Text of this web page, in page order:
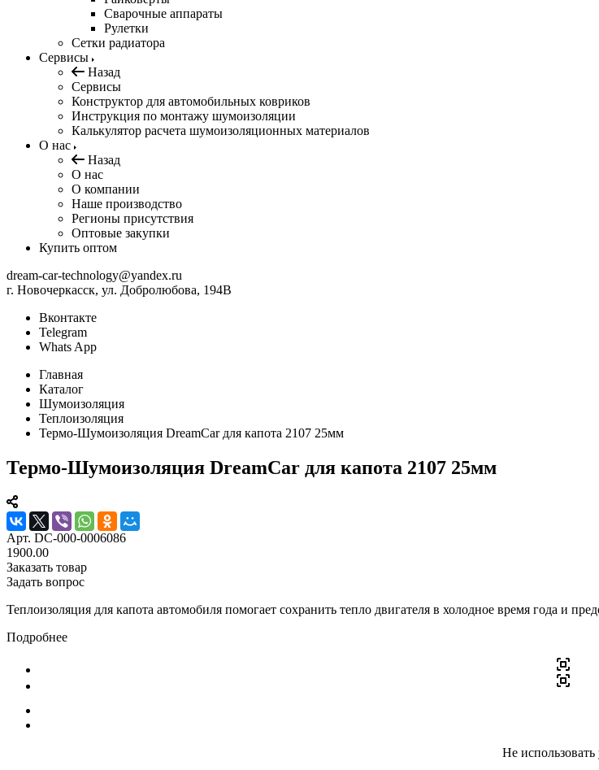
Сварочные аппараты
Рулетки
Сетки радиатора
Сервисы
Назад
Сервисы
Конструктор для автомобильных ковриков
Инструкция по монтажу шумоизоляции
Калькулятор расчета шумоизоляционных материалов
О нас
Назад
О нас
О компании
Наше производство
Регионы присутствия
Оптовые закупки
Купить оптом
dream-car-technology@yandex.ru
г. Новочеркасск, ул. Добролюбова, 194В
Вконтакте
Telegram
Whats App
Главная
Каталог
Шумоизоляция
Теплоизоляция
Термо-Шумоизоляция DreamCar для капота 2107 25мм
Термо-Шумоизоляция DreamCar для капота 2107 25мм
Арт. DC-000-0006086
1900.00
Заказать товар
Задать вопрос
Теплоизоляция для капота автомобиля помогает сохранить тепло двигателя в холодное время года и
Подробнее
Не